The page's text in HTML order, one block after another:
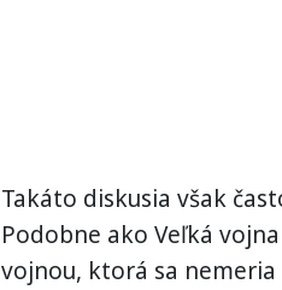
Takáto diskusia však
Podobne ako Veľká
vojnou, ktorá sa